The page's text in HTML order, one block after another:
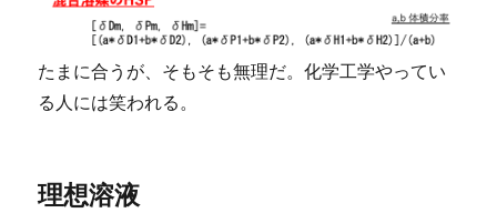
たまに合うが、そもそも無理だ。化学工学やってい
る人には笑われる。
理想溶液